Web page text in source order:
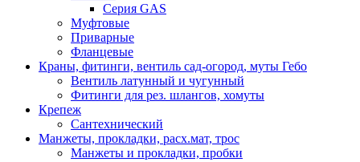
Серия GAS
Муфтовые
Приварные
Фланцевые
Краны, фитинги, вентиль сад-огород, муты Гебо
Вентиль латунный и чугунный
Фитинги для рез. шлангов, хомуты
Крепеж
Сантехнический
Манжеты, прокладки, расх.мат, трос
Манжеты и прокладки, пробки